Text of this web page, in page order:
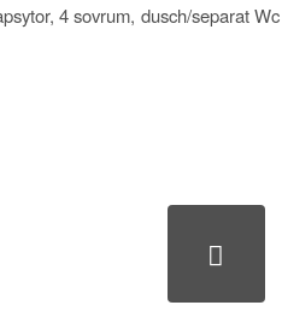
4 sovrum, dusch/separat